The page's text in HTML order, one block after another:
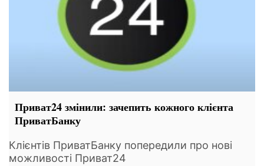
Приват24 змінили: зачепить кожного клієнта
ПриватБанку
Клієнтів ПриватБанку попередили про нові
можливості Приват24